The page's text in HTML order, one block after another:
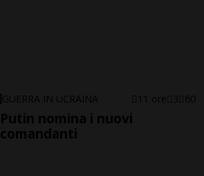
GUERRA IN UCRAINA 11 ore 3 60
Putin nomina i nuovi
comandanti